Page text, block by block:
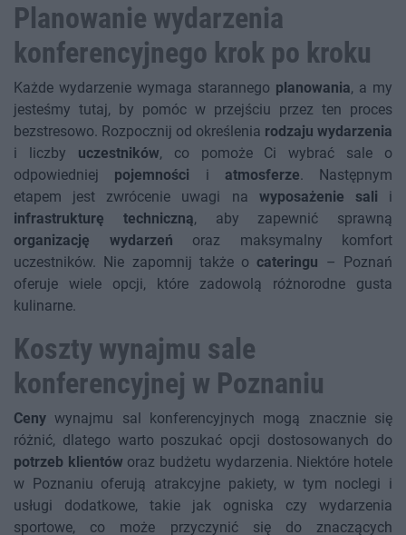
Planowanie wydarzenia
konferencyjnego krok po kroku
Każde wydarzenie wymaga starannego planowania, a my
jesteśmy tutaj, by pomóc w przejściu przez ten proces
bezstresowo. Rozpocznij od określenia rodzaju wydarzenia
i liczby uczestników, co pomoże Ci wybrać sale o
odpowiedniej pojemności i atmosferze. Następnym
etapem jest zwrócenie uwagi na wyposażenie sali i
infrastrukturę techniczną, aby zapewnić sprawną
organizację wydarzeń oraz maksymalny komfort
uczestników. Nie zapomnij także ocateringu – Poznań
oferuje wiele opcji, które zadowolą różnorodne gusta
kulinarne.
Koszty wynajmu sale
konferencyjnej w Poznaniu
Ceny wynajmu sal konferencyjnych mogą znacznie się
różnić, dlatego warto poszukać opcji dostosowanych do
potrzeb klientów oraz budżetu wydarzenia. Niektóre hotele
w Poznaniu oferują atrakcyjne pakiety, w tym noclegi i
usługi dodatkowe, takie jak ogniska czy wydarzenia
sportowe, co może przyczynić się do znaczących